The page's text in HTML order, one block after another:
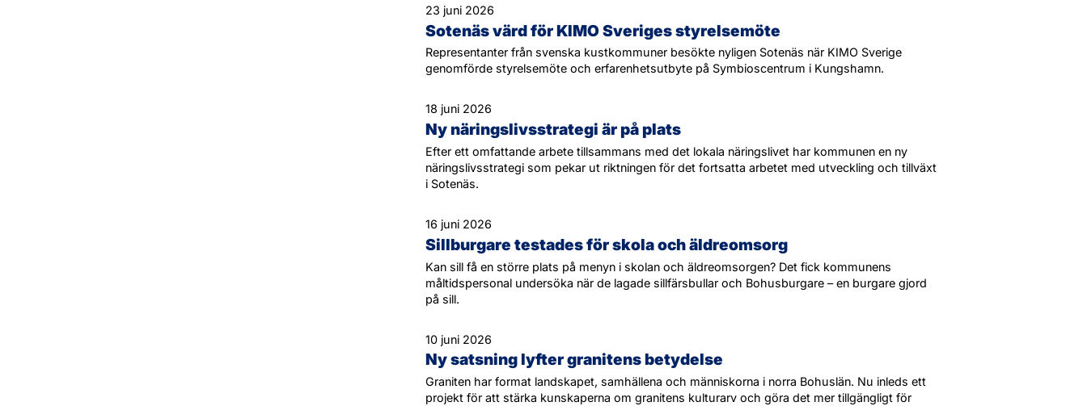
23 juni 2026
Sotenäs värd för KIMO Sveriges styrelsemöte
Representanter från svenska kustkommuner besökte nyligen Sotenäs när KIMO Sverige
genomförde styrelsemöte och erfarenhetsutbyte på Symbioscentrum i Kungshamn.
18 juni 2026
Ny näringslivsstrategi är på plats
Efter ett omfattande arbete tillsammans med det lokala näringslivet har kommunen en ny
näringslivsstrategi som pekar ut riktningen för det fortsatta arbetet med utveckling och tillväxt
i Sotenäs.
16 juni 2026
Sillburgare testades för skola och äldreomsorg
Kan sill få en större plats på menyn i skolan och äldreomsorgen? Det fick kommunens
måltidspersonal undersöka när de lagade sillfärsbullar och Bohusburgare – en burgare gjord
på sill.
10 juni 2026
Ny satsning lyfter granitens betydelse
Graniten har format landskapet, samhällena och människorna i norra Bohuslän. Nu inleds ett
projekt för att stärka kunskaperna om granitens kulturarv och göra det mer tillgängligt för